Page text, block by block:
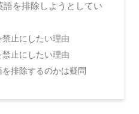
を排除しようとしてい
止にしたい理由
止にしたい理由
排除するのかは疑問